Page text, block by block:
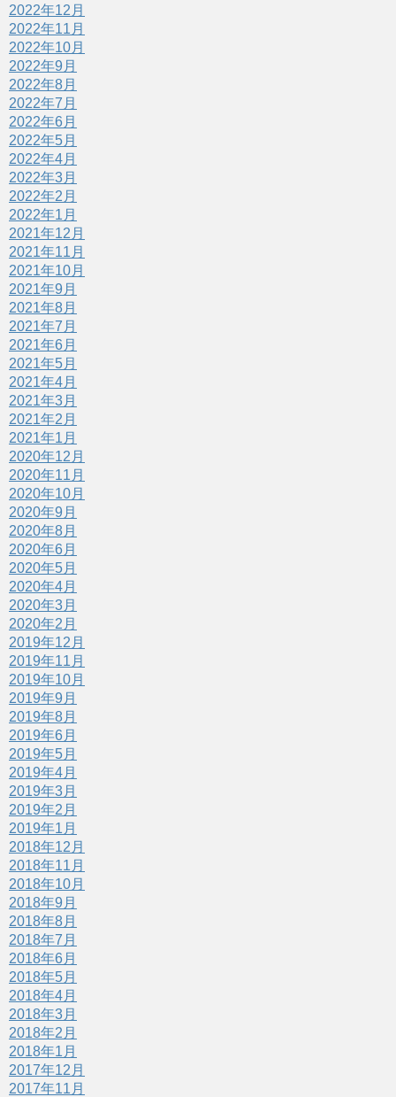
2022年12月
2022年11月
2022年10月
2022年9月
2022年8月
2022年7月
2022年6月
2022年5月
2022年4月
2022年3月
2022年2月
2022年1月
2021年12月
2021年11月
2021年10月
2021年9月
2021年8月
2021年7月
2021年6月
2021年5月
2021年4月
2021年3月
2021年2月
2021年1月
2020年12月
2020年11月
2020年10月
2020年9月
2020年8月
2020年6月
2020年5月
2020年4月
2020年3月
2020年2月
2019年12月
2019年11月
2019年10月
2019年9月
2019年8月
2019年6月
2019年5月
2019年4月
2019年3月
2019年2月
2019年1月
2018年12月
2018年11月
2018年10月
2018年9月
2018年8月
2018年7月
2018年6月
2018年5月
2018年4月
2018年3月
2018年2月
2018年1月
2017年12月
2017年11月